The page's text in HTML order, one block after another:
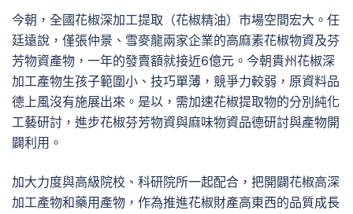
今朝，全國花椒深加工提取（花椒精油）市場空間宏大。任
廷遠說，僅張仲景、雪麥龍兩家企業的高麻素花椒物資及芬
芳物資產物，一年的發賣額就接近6億元。今朝貴州花椒深
加工產物生孩子範圍小、技巧單薄，競爭力較弱，原資料品
德上風沒有施展出來。是以，需加速花椒提取物的分別純化
工藝研討，進步花椒芬芳物資與麻味物資品德研討與產物開
闢利用。
加大力度與高級院校、科研院所一起配合，把開闢花椒高深
加工產物和藥用產物，作為推進花椒財產高東西的品質成長